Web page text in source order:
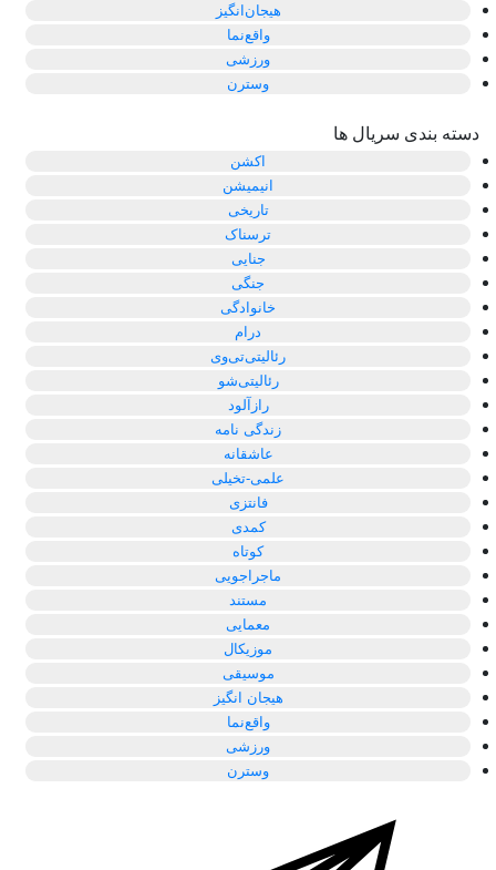
هیجان‌انگیز
واقع‌نما
ورزشی
وسترن
دسته بندی سریال ها
اکشن
انیمیشن
تاریخی
ترسناک
جنایی
جنگی
خانوادگی
درام
رئالیتی‌تی‌وی
رئالیتی‌شو
رازآلود
زندگی نامه
عاشقانه
علمی-تخیلی
فانتزی
کمدی
کوتاه
ماجراجویی
مستند
معمایی
موزیکال
موسیقی
هیجان انگیز
واقع‌نما
ورزشی
وسترن